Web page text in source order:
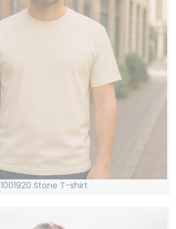
1001920 Stone T-shirt